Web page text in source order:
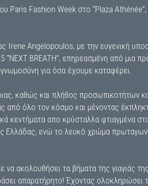
Fashion Week στο “Plaza
Angelopoulos, με την ευγενική
BREATH”, επηρεασμένη από μια
για όσα έχουμε καταφέρει.
καθώς και πλήθος προσωπικοτήτων
από όλο τον κόσμο και μένοντας
κεντήματα απο κρύσταλλα φτιαγμένα
Ελλάδας, ενώ το λευκό χρώμα
ακολουθήσει τα βήματα της γιαγιάς
απαρατήρητο! Έχοντας